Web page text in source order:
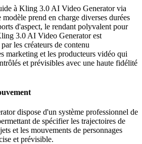
à Kling 3.0 AI Video Generator via
prend en charge diverses durées
d'aspect, le rendant polyvalent pour
3.0 AI Video Generator est
les créateurs de contenu
marketing et les producteurs vidéo qui
et prévisibles avec une haute fidélité
dispose d'un système professionnel de
de spécifier les trajectoires de
et les mouvements de personnages
et prévisible.